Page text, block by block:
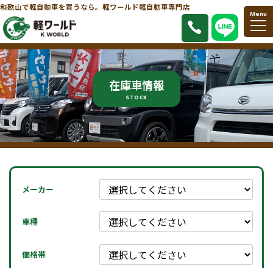
和歌山で軽自動車を買うなら。軽ワールド軽自動車専門店
Menu
在庫車情報
STOCK
メーカー
車種
価格帯